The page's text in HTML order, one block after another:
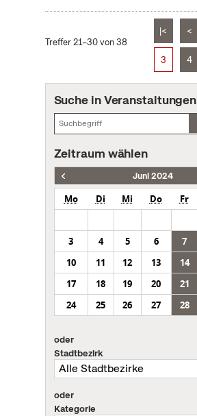
Treffer 21–30 von 38
|< <
3 4
Suche in Veranstaltungen
Zeitraum wählen
Juni 2024
Mo Di Mi Do Fr
3
4 5 6 7
10
11 12 13 14
17
18 19 20 21
24
25 26 27 28
oder
Stadtbezirk
oder
Kategorie